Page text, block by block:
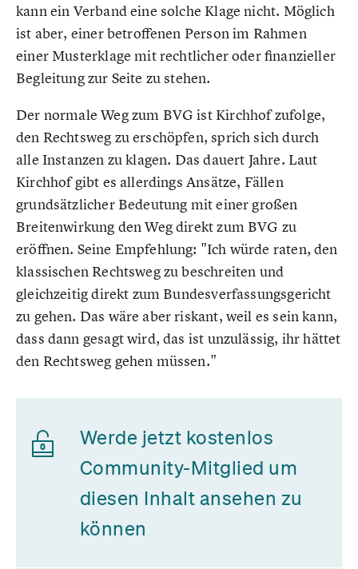
kann ein Verband eine solche Klage nicht. Möglich
ist aber, einer betroffenen Person im Rahmen
einer Musterklage mit rechtlicher oder finanzieller
Begleitung zur Seite zu stehen.
Der normale Weg zum BVG ist Kirchhof zufolge,
den Rechtsweg zu erschöpfen, sprich sich durch
alle Instanzen zu klagen. Das dauert Jahre. Laut
Kirchhof gibt es allerdings Ansätze, Fällen
grundsätzlicher Bedeutung mit einer großen
Breitenwirkung den Weg direkt zum BVG zu
eröffnen. Seine Empfehlung: "Ich würde raten, den
klassischen Rechtsweg zu beschreiten und
gleichzeitig direkt zum Bundesverfassungsgericht
zu gehen. Das wäre aber riskant, weil es sein kann,
dass dann gesagt wird, das ist unzulässig, ihr hättet
den Rechtsweg gehen müssen."
Werde jetzt kostenlos
Community-Mitglied um
diesen Inhalt ansehen zu
können